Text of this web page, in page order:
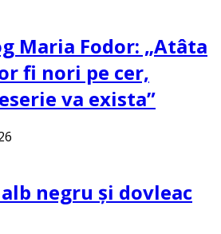
Maria Fodor: „Atâta
fi nori pe cer,
va exista”
negru și dovleac